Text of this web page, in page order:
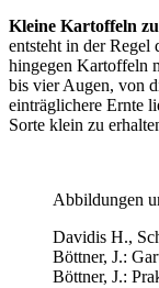
Kleine Kartoffeln
entsteht in der Regel
hingegen Kartoffeln
bis vier Augen, von
einträglichere Ernte
Sorte klein zu
Abbildungen
Davidis H.,
Böttner, J.:
Böttner, J.: